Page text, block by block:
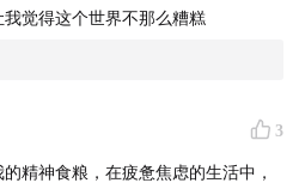
觉得这个世界不那么糟糕
3
精神食粮，在疲惫焦虑的生活中，